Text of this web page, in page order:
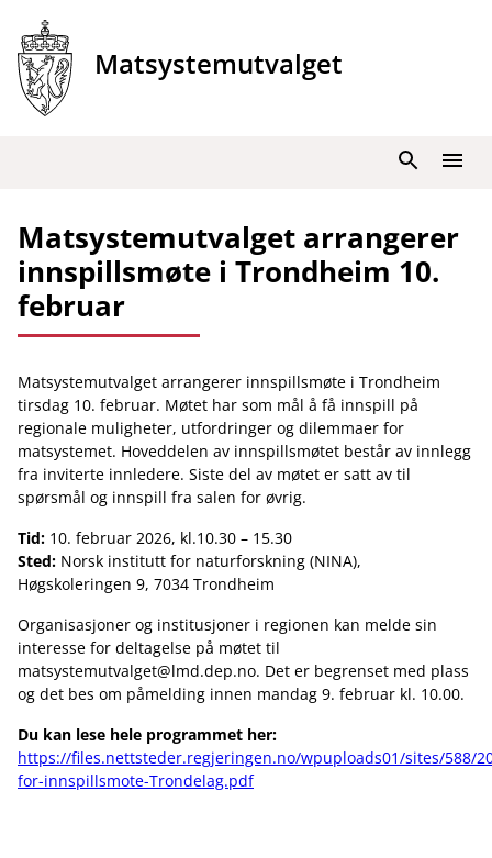
innhold
Matsystemutvalget
Meny
Søk
Matsystemutvalget arrangerer
innspillsmøte i Trondheim 10.
februar
Matsystemutvalget arrangerer innspillsmøte i Trondheim
tirsdag 10. februar. Møtet har som mål å få innspill på
regionale muligheter, utfordringer og dilemmaer for
matsystemet. Hoveddelen av innspillsmøtet består av innlegg
fra inviterte innledere. Siste del av møtet er satt av til
spørsmål og innspill fra salen for øvrig.
Tid: 10. februar 2026, kl.10.30 – 15.30
Sted: Norsk institutt for naturforskning (NINA),
Høgskoleringen 9, 7034 Trondheim
Organisasjoner og institusjoner i regionen kan melde sin
interesse for deltagelse på møtet til
matsystemutvalget@lmd.dep.no. Det er begrenset med plass
og det bes om påmelding innen mandag 9. februar kl. 10.00.
Du kan lese hele programmet her:
https://files.nettsteder.regjeringen.no/wpuploads01/sites/588/
for-innspillsmote-Trondelag.pdf